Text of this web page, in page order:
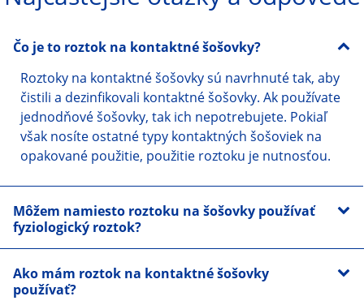
Čo je to roztok na kontaktné šošovky?
Roztoky na kontaktné šošovky sú navrhnuté tak, aby
čistili a dezinfikovali kontaktné šošovky. Ak používate
jednodňové šošovky, tak ich nepotrebujete. Pokiaľ
však nosíte ostatné typy kontaktných šošoviek na
opakované použitie, použitie roztoku je nutnosťou.
Môžem namiesto roztoku na šošovky používať
fyziologický roztok?
Ako mám roztok na kontaktné šošovky
používať?